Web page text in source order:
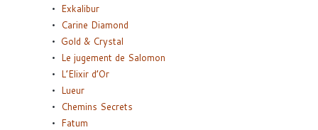
Exkalibur
Carine Diamond
Gold & Crystal
Le jugement de Salomon
L’Elixir d’Or
Lueur
Chemins Secrets
Fatum